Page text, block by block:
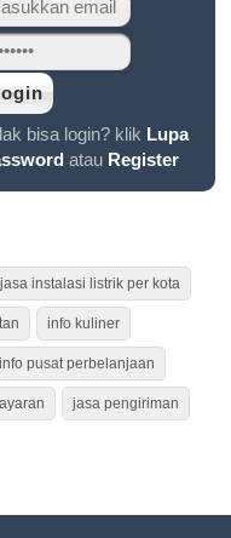
bisa login? klik Lupa
atau Register
instalasi listrik per kota
info kuliner
info pusat perbelanjaan
jasa pengiriman